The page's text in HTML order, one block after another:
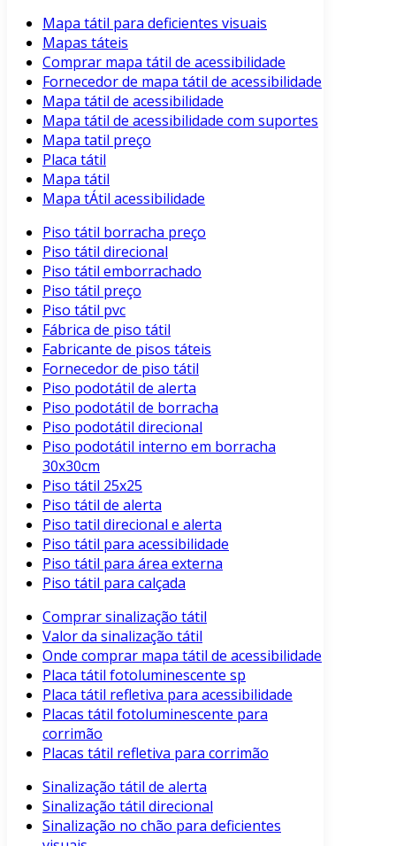
Mapa tátil para deficientes visuais
Mapas táteis
Comprar mapa tátil de acessibilidade
Fornecedor de mapa tátil de acessibilidade
Mapa tátil de acessibilidade
Mapa tátil de acessibilidade com suportes
Mapa tatil preço
Placa tátil
Mapa tátil
Mapa tÁtil acessibilidade
Piso tátil borracha preço
Piso tátil direcional
Piso tátil emborrachado
Piso tátil preço
Piso tátil pvc
Fábrica de piso tátil
Fabricante de pisos táteis
Fornecedor de piso tátil
Piso podotátil de alerta
Piso podotátil de borracha
Piso podotátil direcional
Piso podotátil interno em borracha
30x30cm
Piso tátil 25x25
Piso tátil de alerta
Piso tatil direcional e alerta
Piso tátil para acessibilidade
Piso tátil para área externa
Piso tátil para calçada
Comprar sinalização tátil
Valor da sinalização tátil
Onde comprar mapa tátil de acessibilidade
Placa tátil fotoluminescente sp
Placa tátil refletiva para acessibilidade
Placas tátil fotoluminescente para
corrimão
Placas tátil refletiva para corrimão
Sinalização tátil de alerta
Sinalização tátil direcional
Sinalização no chão para deficientes